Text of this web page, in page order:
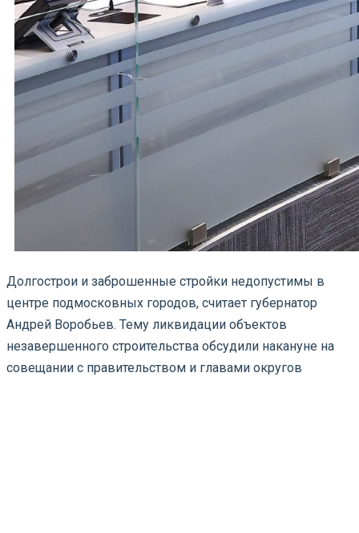
Долгострои и заброшенные стройки недопустимы в
центре подмосковных городов, считает губернатор
Андрей Воробьев. Тему ликвидации объектов
незавершенного строительства обсудили накануне на
совещании с правительством и главами округов